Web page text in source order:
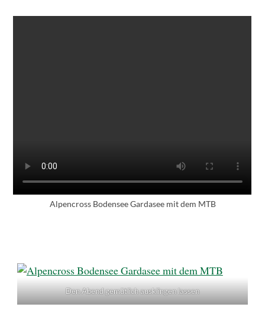
Alpencross Bodensee Gardasee mit dem MTB
Den Abend gemütlich ausklingen lassen